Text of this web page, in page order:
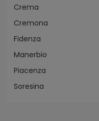
Crema
Cremona
Fidenza
Manerbio
Piacenza
Soresina